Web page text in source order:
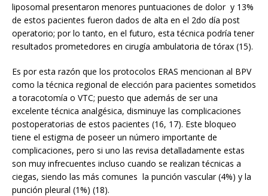
liposomal presentaron menores puntuaciones de dolor y 13%
de estos pacientes fueron dados de alta en el 2do día post
operatorio; por lo tanto, en el futuro, esta técnica podría tener
resultados prometedores en cirugía ambulatoria de tórax (15).
Es por esta razón que los protocolos ERAS mencionan al BPV
como la técnica regional de elección para pacientes sometidos
a toracotomía o VTC; puesto que además de ser una
excelente técnica analgésica, disminuye las complicaciones
postoperatorias de estos pacientes (16, 17). Este bloqueo
tiene el estigma de poseer un número importante de
complicaciones, pero si uno las revisa detalladamente estas
son muy infrecuentes incluso cuando se realizan técnicas a
ciegas, siendo las más comunes la punción vascular (4%) y la
punción pleural (1%) (18).